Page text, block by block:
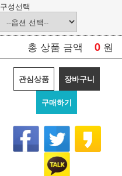
구성선택
총 상품 금액 0 원
관심상품 장바구니
구매하기